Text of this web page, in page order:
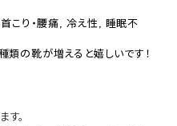
こり・腰痛, 冷え性, 睡眠不
類の靴が増えると嬉しいです！
す。